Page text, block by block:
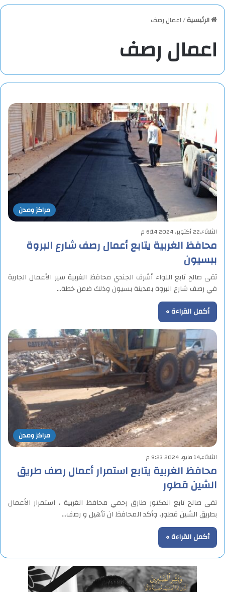
الرئيسية/اعمال رصف
اعمال رصف
مراكز ومدن
الثلاثاء,22 أكتوبر, 2024 6:14 م
محافظ الغربية يتابع أعمال رصف شارع البروة
ببسيون
تقى صالح تابع اللواء أشرف الجندي محافظ الغربية سير الأعمال الجارية
في رصف شارع البروة بمدينة بسيون وذلك ضمن خطة…
أكمل القراءة »
مراكز ومدن
الثلاثاء,14 مايو, 2024 9:23 م
محافظ الغربية يتابع استمرار أعمال رصف طريق
الشين قطور
تقى صالح تابع الدكتور طارق رحمي محافظ الغربية ، استمرار الأعمال
بطريق الشين قطور، وأكد المحافظ ان تأهيل و رصف…
أكمل القراءة »